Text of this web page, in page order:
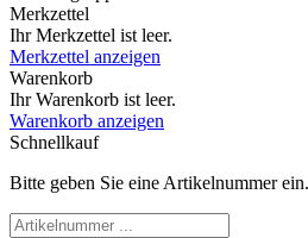
Merkzettel
Ihr Merkzettel ist leer.
Merkzettel anzeigen
Warenkorb
Ihr Warenkorb ist leer.
Warenkorb anzeigen
Schnellkauf
Bitte geben Sie eine Artikelnummer ein.